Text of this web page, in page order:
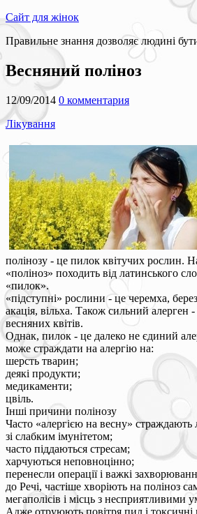
Сайт для жінок
Правильне знання дозволяє людині
Весняний поліноз
12/09/2014 0 комментария
Лікування
полінозу - це пилок квітучих рослин.
«поліноз» походить від латинського
«пилок».
«підступні» рослини - це черемха,
акація, вільха. Також сильний алерген
весняних квітів.
Однак, пилок - це далеко не єдиний
може страждати на алергію на:
шерсть тварин;
деякі продукти;
медикаменти;
цвіль.
Інші причини полінозу
Часто «алергією на весну»
зі слабким імунітетом;
часто піддаються стресам;
харчуються неповноцінно;
перенесли операції і важкі
до Речі, частіше хворіють на поліноз
мегаполісів і місць з несприятливими
Адже отруюють повітря пил і токсичні